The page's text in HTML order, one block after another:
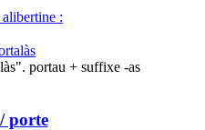
:
portau + suffixe -as
/ porte